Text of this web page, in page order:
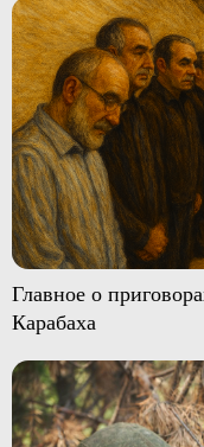
Главное о
Карабаха